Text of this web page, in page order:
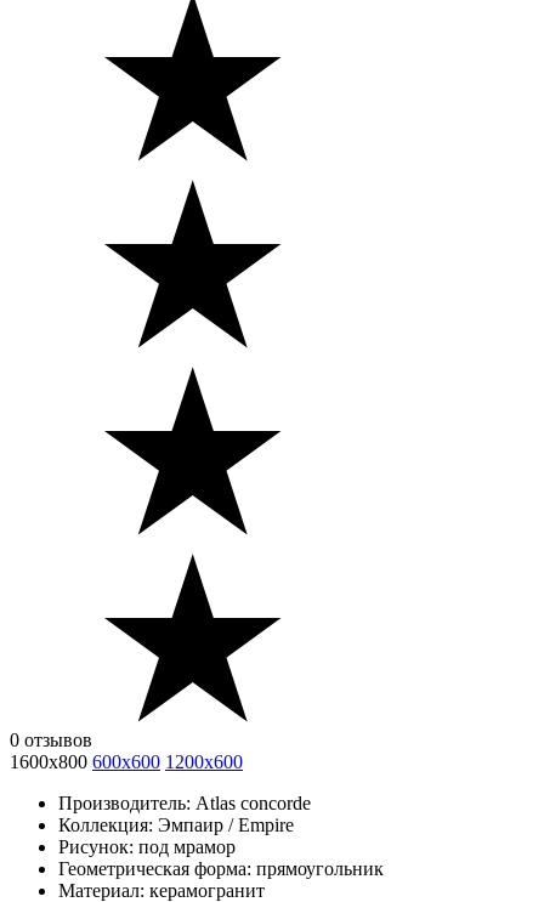
0 отзывов
1600x800 600x600 1200x600
Производитель: Atlas concorde
Коллекция: Эмпаир / Empire
Рисунок: под мрамор
Геометрическая форма: прямоугольник
Материал: керамогранит